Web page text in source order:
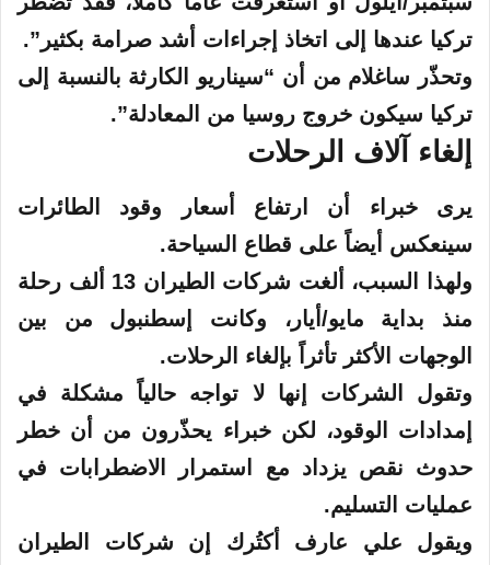
تركيا عندها إلى اتخاذ إجراءات أشد صرامة بكثير”.
وتحذّر ساغلام من أن “سيناريو الكارثة بالنسبة إلى
تركيا سيكون خروج روسيا من المعادلة”.
إلغاء آلاف الرحلات
يرى خبراء أن ارتفاع أسعار وقود الطائرات
سينعكس أيضاً على قطاع السياحة.
ولهذا السبب، ألغت شركات الطيران 13 ألف رحلة
منذ بداية مايو/أيار، وكانت إسطنبول من بين
الوجهات الأكثر تأثراً بإلغاء الرحلات.
وتقول الشركات إنها لا تواجه حالياً مشكلة في
إمدادات الوقود، لكن خبراء يحذّرون من أن خطر
حدوث نقص يزداد مع استمرار الاضطرابات في
عمليات التسليم.
ويقول علي عارف أكتُرك إن شركات الطيران